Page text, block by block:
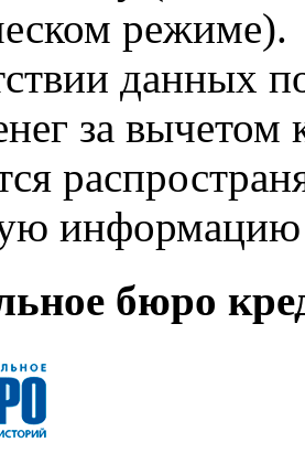
режиме).
данных
за
информацию
бюро